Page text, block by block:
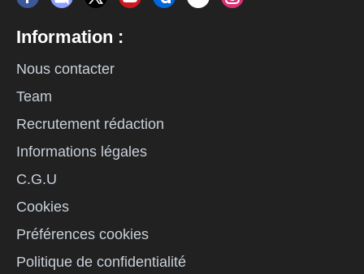
Information :
Nous contacter
Team
Recrutement rédaction
Informations légales
C.G.U
Cookies
Préférences cookies
Politique de confidentialité